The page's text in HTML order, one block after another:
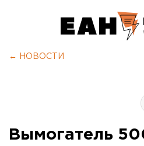
← НОВОСТИ
Вымогатель